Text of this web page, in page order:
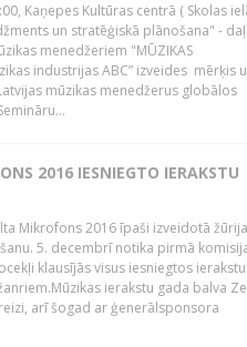
Kaņepes Kultūras centrā ( Skolas
un stratēģiskā plānošana" -
menedžeriem "MŪZIKAS
industrijas ABC” izveides mērķis
mūzikas menedžerus globālos
2016 IESNIEGTO IERAKSTU
Mikrofons 2016 īpaši izveidotā žūrija
5. decembrī notika pirmā
klausījās visus iesniegtos
ierakstu gada balva
arī šogad ar ģenerālsponsora